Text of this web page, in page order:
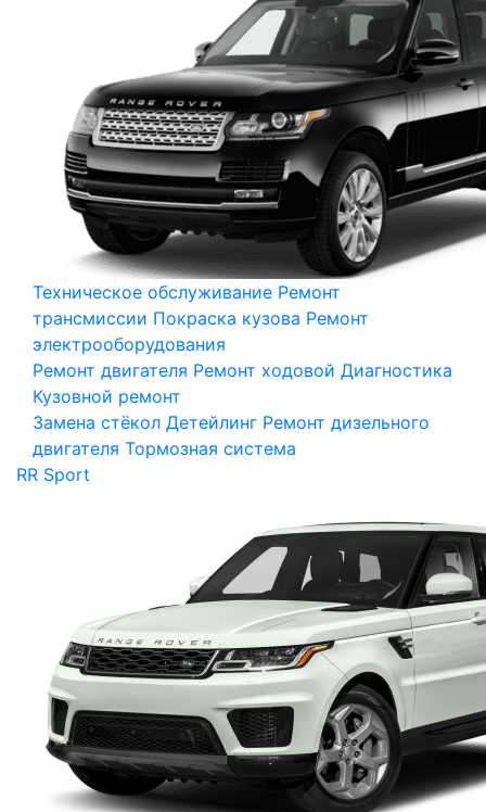
Техническое обслуживание Ремонт
трансмиссии Покраска кузова Ремонт
электрооборудования
Ремонт двигателя Ремонт ходовой Диагностика
Кузовной ремонт
Замена стёкол Детейлинг Ремонт дизельного
двигателя Тормозная система
RR Sport